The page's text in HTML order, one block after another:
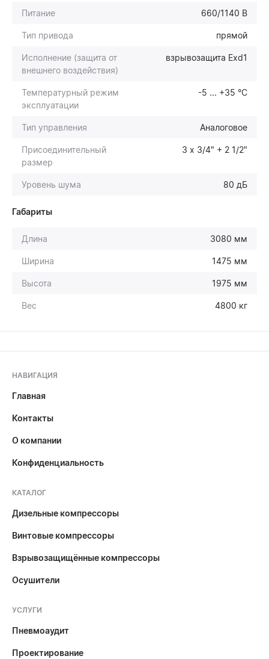
Питание 660/1140 В
Тип привода прямой
Исполнение (защита от
внешнего воздействия)
взрывозащита Exd1
Температурный режим
эксплуатации
-5 ... +35 °С
Тип управления Аналоговое
Присоединительный
размер
3 х 3/4" + 2 1/2"
Уровень шума 80 дБ
Габариты
Длина 3080 мм
Ширина 1475 мм
Высота 1975 мм
Вес 4800 кг
НАВИГАЦИЯ
Главная
Контакты
О компании
Конфиденциальность
КАТАЛОГ
Дизельные компрессоры
Винтовые компрессоры
Взрывозащищённые компрессоры
Осушители
УСЛУГИ
Пневмоаудит
Проектирование